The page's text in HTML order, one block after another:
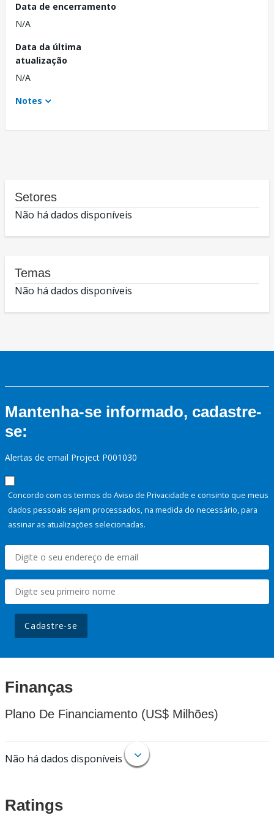
Data de encerramento
N/A
Data da última
atualização
N/A
Notes
Setores
Não há dados disponíveis
Temas
Não há dados disponíveis
Mantenha-se informado, cadastre-
se:
Alertas de email Project P001030
Concordo com os termos do Aviso de Privacidade e consinto que meus
dados pessoais sejam processados, na medida do necessário, para
assinar as atualizações selecionadas.
Cadastre-se
Finanças
Plano De Financiamento (US$ Milhões)
Não há dados disponíveis
Ratings